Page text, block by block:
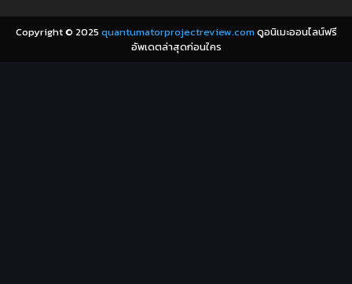
Coming-of-Age ก้าวผ่านวัย(6)
Copyright © 2025 quantumatorprojectreview.comดูอนิเมะออนไลน์ฟรี
อัพเดตล่าสุดก่อนใคร